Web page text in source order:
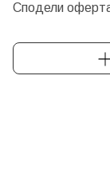
Сподели